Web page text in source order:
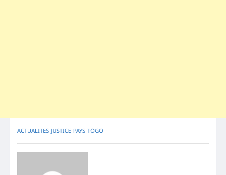
ACTUALITES JUSTICE PAYS TOGO